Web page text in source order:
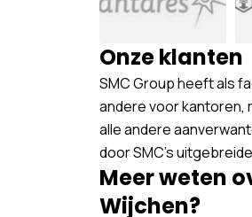
Onze klanten
SMC Group heeft als
andere voor kantoren,
alle andere
door SMC’s
Meer weten
Wijchen?